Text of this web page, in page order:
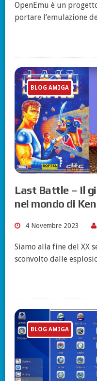
OpenEmu è un
portare l’emulazione
BLOG AMIGA
Last Battle – Il
nel mondo di
4 Novembre 2023
Siamo alla fine del XX
sconvolto dalle
BLOG AMIGA